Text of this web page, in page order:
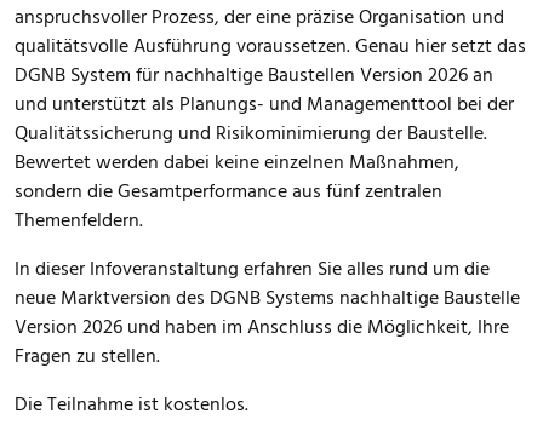
anspruchsvoller Prozess, der eine präzise Organisation und
qualitätsvolle Ausführung voraussetzen. Genau hier setzt das
DGNB System für nachhaltige Baustellen Version 2026 an
und unterstützt als Planungs- und Managementtool bei der
Qualitätssicherung und Risikominimierung der Baustelle.
Bewertet werden dabei keine einzelnen Maßnahmen,
sondern die Gesamtperformance aus fünf zentralen
Themenfeldern.
In dieser Infoveranstaltung erfahren Sie alles rund um die
neue Marktversion des DGNB Systems nachhaltige Baustelle
Version 2026 und haben im Anschluss die Möglichkeit, Ihre
Fragen zu stellen.
Die Teilnahme ist kostenlos.